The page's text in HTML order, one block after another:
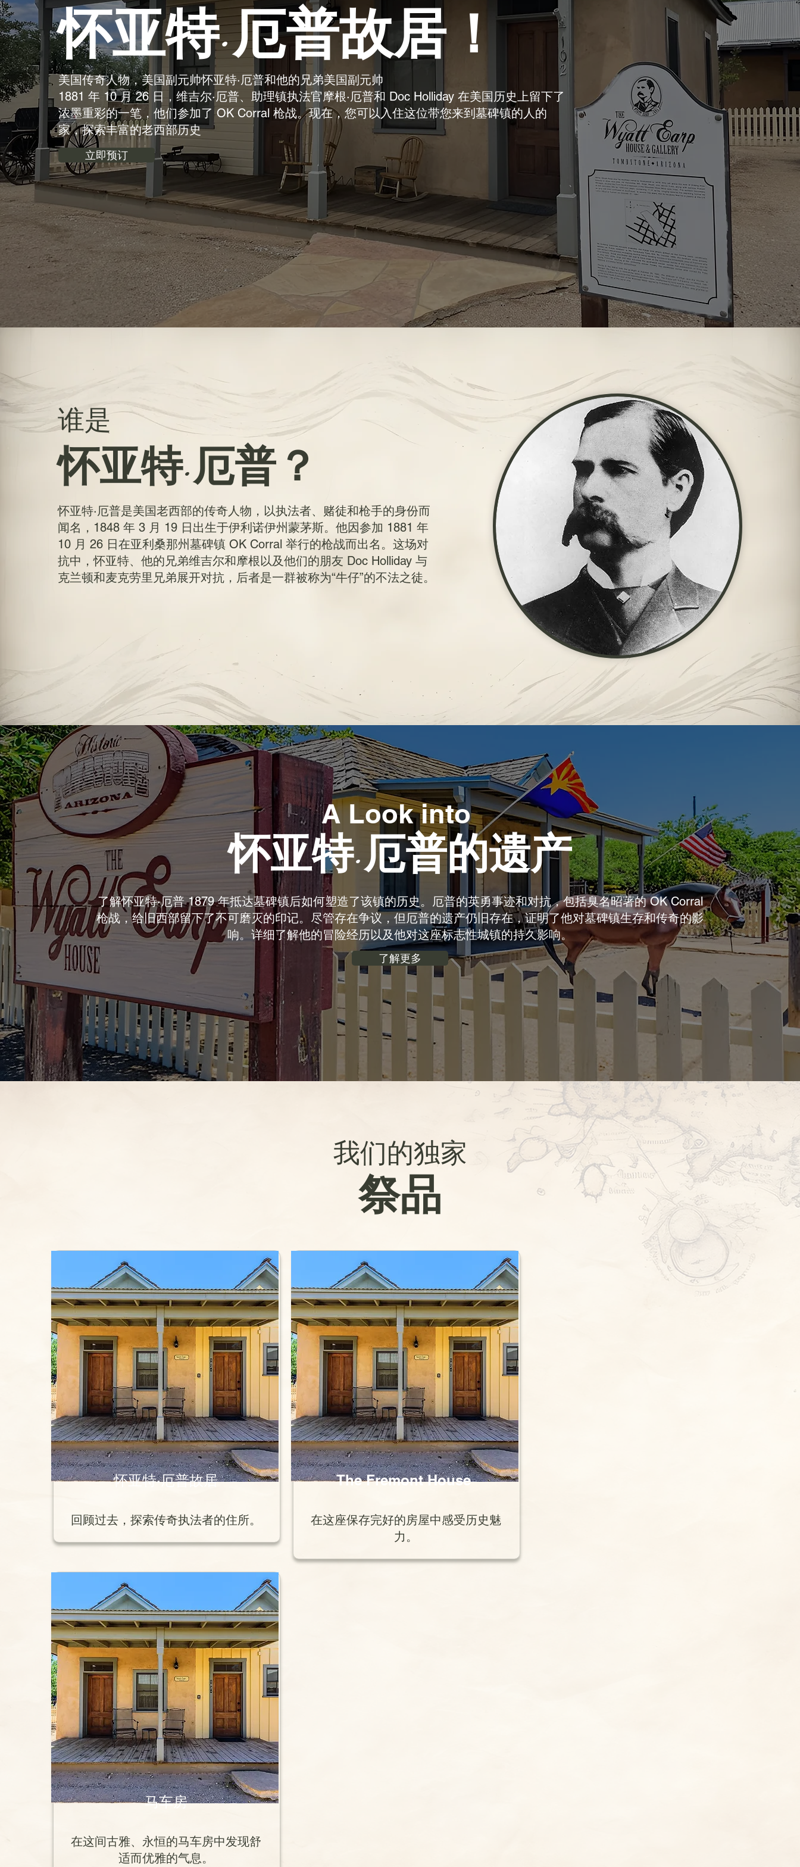
怀亚特·厄普故居！
美国传奇人物，美国副元帅怀亚特·厄普和他的兄弟美国副元帅
1881 年 10 月 26 日，维吉尔·厄普、助理镇执法官摩根·厄普和 Doc Holliday 在美国历史上留下了
浓墨重彩的一笔，他们参加了 OK Corral 枪战。现在，您可以入住这位带您来到墓碑镇的人的
家，探索丰富的老西部历史
立即预订
谁是
怀亚特·厄普？
怀亚特·厄普是美国老西部的传奇人物，以执法者、赌徒和枪手的身份而
闻名，1848 年 3 月 19 日出生于伊利诺伊州蒙茅斯。他因参加 1881 年
10 月 26 日在亚利桑那州墓碑镇 OK Corral 举行的枪战而出名。这场对
抗中，怀亚特、他的兄弟维吉尔和摩根以及他们的朋友 Doc Holliday 与
克兰顿和麦克劳里兄弟展开对抗，后者是一群被称为“牛仔”的不法之徒。
怀亚特·厄普的遗产
A Look into
了解怀亚特·厄普 1879 年抵达墓碑镇后如何塑造了该镇的历史。厄普的英勇事迹和对抗，包括臭名昭著的 OK Corral
枪战，给旧西部留下了不可磨灭的印记。尽管存在争议，但厄普的遗产仍旧存在，证明了他对墓碑镇生存和传奇的影
响。详细了解他的冒险经历以及他对这座标志性城镇的持久影响。
了解更多
祭品
我们的独家
怀亚特·厄普故居
回顾过去，探索传奇执法者的住所。
The Fremont House
在这座保存完好的房屋中感受历史魅
力。
马车房
在这间古雅、永恒的马车房中发现舒
适而优雅的气息。